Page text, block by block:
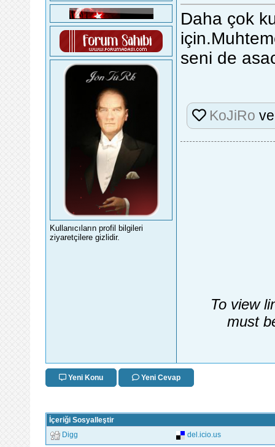
Kullanıcıların profil bilgileri
ziyaretçilere gizlidir.
Daha çok
seni de
KoJiRo
To view
must
Yeni Konu Yeni Cevap
İçeriği Sosyalleştir
Digg del.icio.us